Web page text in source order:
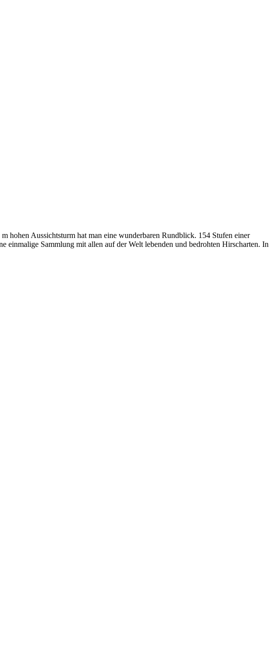
hohen Aussichtsturm hat man eine wunderbaren Rundblick. 154 Stufen einer
einmalige Sammlung mit allen auf der Welt lebenden und bedrohten Hirscharten. In